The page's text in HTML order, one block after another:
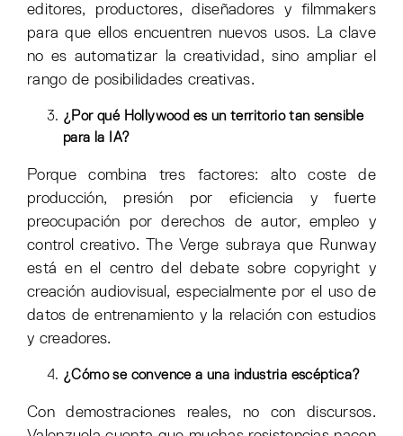
editores, productores, diseñadores y filmmakers
para que ellos encuentren nuevos usos. La clave
no es automatizar la creatividad, sino ampliar el
rango de posibilidades creativas.
¿Por qué Hollywood es un territorio tan sensible
para la IA?
Porque combina tres factores: alto coste de
producción, presión por eficiencia y fuerte
preocupación por derechos de autor, empleo y
control creativo. The Verge subraya que Runway
está en el centro del debate sobre copyright y
creación audiovisual, especialmente por el uso de
datos de entrenamiento y la relación con estudios
y creadores.
¿Cómo se convence a una industria escéptica?
Con demostraciones reales, no con discursos.